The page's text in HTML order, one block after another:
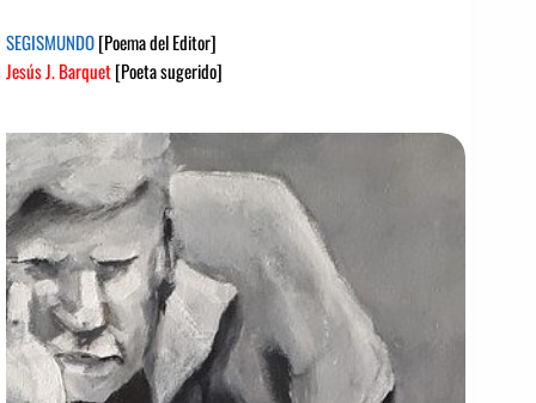
SEGISMUNDO[Poema del Editor]
Jesús J. Barquet[Poeta sugerido]